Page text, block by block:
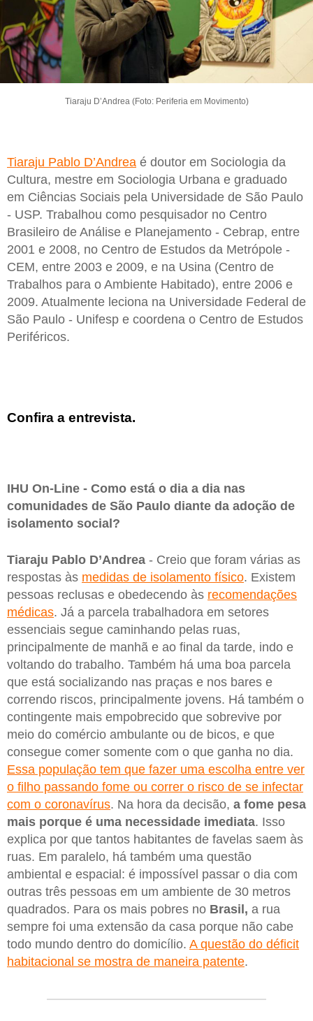
Tiaraju D’Andrea (Foto: Periferia em Movimento)
Tiaraju Pablo D’Andrea é doutor em Sociologia da
Cultura, mestre em Sociologia Urbana e graduado
em Ciências Sociais pela Universidade de São Paulo
- USP. Trabalhou como pesquisador no Centro
Brasileiro de Análise e Planejamento - Cebrap, entre
2001 e 2008, no Centro de Estudos da Metrópole -
CEM, entre 2003 e 2009, e na Usina (Centro de
Trabalhos para o Ambiente Habitado), entre 2006 e
2009. Atualmente leciona na Universidade Federal de
São Paulo - Unifesp e coordena o Centro de Estudos
Periféricos.
Confira a entrevista.
IHU On-Line - Como está o dia a dia nas
comunidades de São Paulo diante da adoção de
isolamento social?
Tiaraju Pablo D’Andrea - Creio que foram várias as
respostas às medidas de isolamento físico. Existem
pessoas reclusas e obedecendo às recomendações
médicas. Já a parcela trabalhadora em setores
essenciais segue caminhando pelas ruas,
principalmente de manhã e ao final da tarde, indo e
voltando do trabalho. Também há uma boa parcela
que está socializando nas praças e nos bares e
correndo riscos, principalmente jovens. Há também o
contingente mais empobrecido que sobrevive por
meio do comércio ambulante ou de bicos, e que
consegue comer somente com o que ganha no dia.
Essa população tem que fazer uma escolha entre ver
o filho passando fome ou correr o risco de se infectar
com o coronavírus. Na hora da decisão, a fome pesa
mais porque é uma necessidade imediata. Isso
explica por que tantos habitantes de favelas saem às
ruas. Em paralelo, há também uma questão
ambiental e espacial: é impossível passar o dia com
outras três pessoas em um ambiente de 30 metros
quadrados. Para os mais pobres no Brasil, a rua
sempre foi uma extensão da casa porque não cabe
todo mundo dentro do domicílio. A questão do déficit
habitacional se mostra de maneira patente.